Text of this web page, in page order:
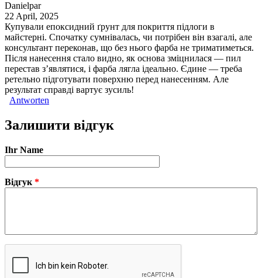
Danielpar
22 April, 2025
Купували епоксидний ґрунт для покриття підлоги в
майстерні. Спочатку сумнівалась, чи потрібен він взагалі, але
консультант переконав, що без нього фарба не триматиметься.
Після нанесення стало видно, як основа зміцнилася — пил
перестав з’являтися, і фарба лягла ідеально. Єдине — треба
ретельно підготувати поверхню перед нанесенням. Але
результат справді вартує зусиль!
Antworten
Залишити відгук
Ihr Name
Відгук *